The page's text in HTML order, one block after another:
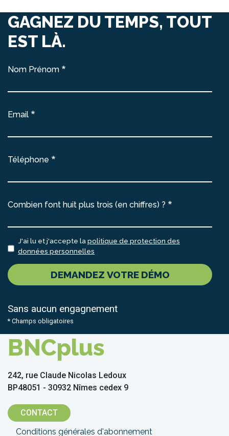
GAGNEZ DU TEMPS, TOUT
EST LÀ.
Nom Prénom
Email
Téléphone
Combien font huit plus trois (en chiffres) ?
J'ai lu et j'accepte la politique de protection des
données personnelles
DEMANDEZ VOTRE DÉMO
Sans aucun engagnement
* Champs obligatoires
BNCplus
242, rue Claude Nicolas Ledoux
BP48051 - 30932 Nîmes cedex 9
CONTACT
Menu
Conditions générales d'abonnement